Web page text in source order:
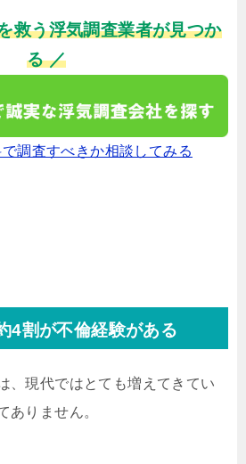
救う浮気調査業者が見つか
る ／
調査すべきか相談してみる
4割が不倫経験がある
、現代ではとても増えてきてい
ありません。